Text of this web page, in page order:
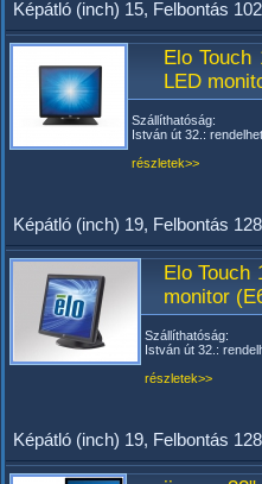
Képátló (inch) 15, Felbontás
Elo Touch
LED
Szállíthatóság:
István út 32.:
részletek>>
Képátló (inch) 19, Felbontás
Elo Touch
monitor
Szállíthatóság:
István út 32.:
részletek>>
Képátló (inch) 19, Felbontás